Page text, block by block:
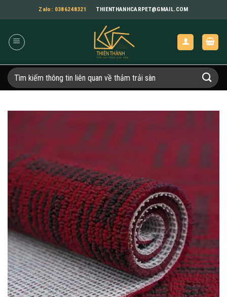
qua
dung
Zalo: 0386248321 THIENTHANHCARPET@GMAIL.COM
Tìm
kiếm: